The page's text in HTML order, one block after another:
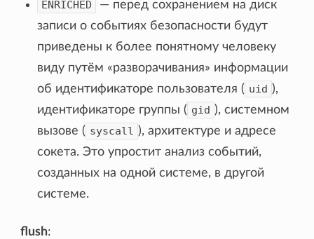
ENRICHED
— перед сохранением на диск
записи о событиях безопасности будут
приведены к более понятному человеку
виду путём «разворачивания» информации
об идентификаторе пользователя ( uid ),
идентификаторе группы ( gid ), системном
вызове ( syscall ), архитектуре и адресе
сокета. Это упростит анализ событий,
созданных на одной системе, в другой
системе.
flush: